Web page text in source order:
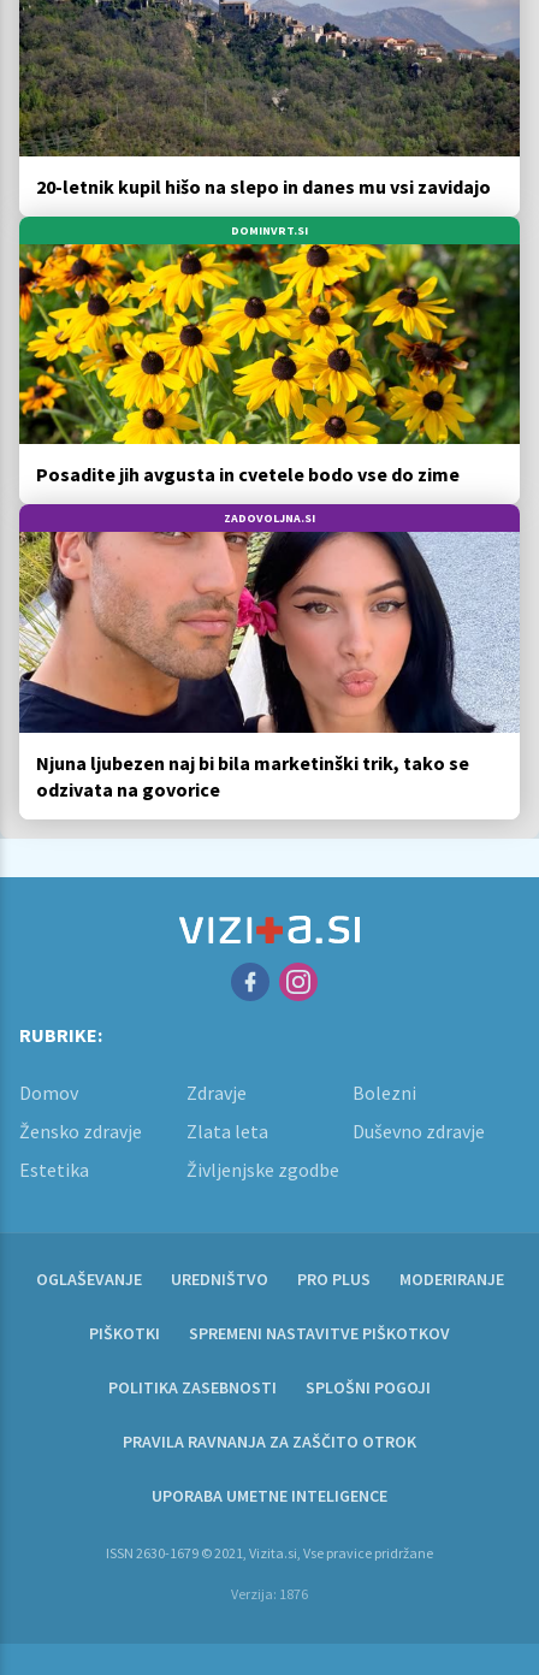
20-letnik kupil hišo na slepo in danes mu vsi zavidajo
DOMINVRT.SI
Posadite jih avgusta in cvetele bodo vse do zime
ZADOVOLJNA.SI
Njuna ljubezen naj bi bila marketinški trik, tako se
odzivata na govorice
RUBRIKE:
Domov Zdravje
Bolezni
Žensko zdravje
Zlata leta
Duševno zdravje
Estetika
Življenjske zgodbe
OGLAŠEVANJE UREDNIŠTVO PRO PLUS MODERIRANJE
PIŠKOTKI SPREMENI NASTAVITVE PIŠKOTKOV
POLITIKA ZASEBNOSTI SPLOŠNI POGOJI
PRAVILA RAVNANJA ZA ZAŠČITO OTROK
UPORABA UMETNE INTELIGENCE
ISSN 2630-1679 © 2021, Vizita.si, Vse pravice pridržane
Verzija: 1876